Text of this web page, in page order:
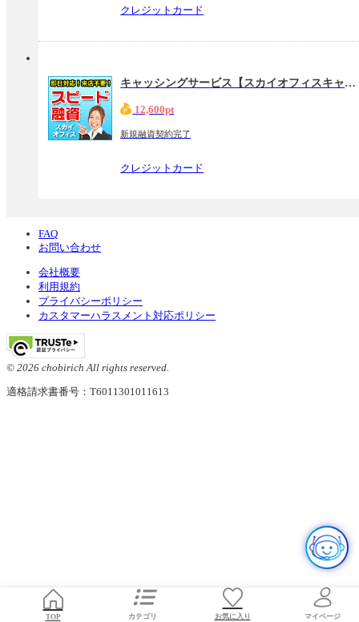
クレジットカード
キャッシングサービス【スカイオフィスキャッシング】（新規融資契約完了）
12,600pt
新規融資契約完了
クレジットカード
FAQ
お問い合わせ
会社概要
利用規約
プライバシーポリシー
カスタマーハラスメント対応ポリシー
© 2026 chobirich All rights reserved.
適格請求書番号：T6011301011613
TOP お気に入り